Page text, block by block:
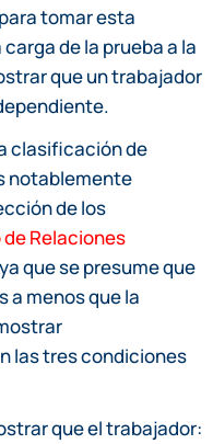
para tomar esta
de la prueba a la
que un trabajador
clasificación de
notablemente
de los
Relaciones
que se presume que
a menos que la
las tres condiciones
que el trabajador: